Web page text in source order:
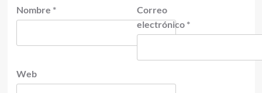
Nombre *
Correo
electrónico *
Web